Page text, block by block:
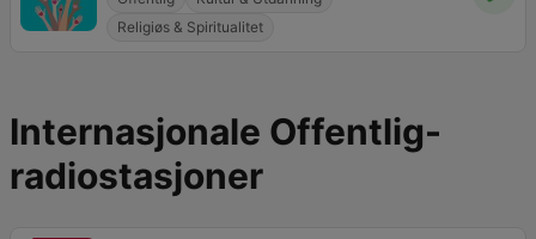
Religiøs & Spiritualitet
Internasjonale Offentlig-
radiostasjoner